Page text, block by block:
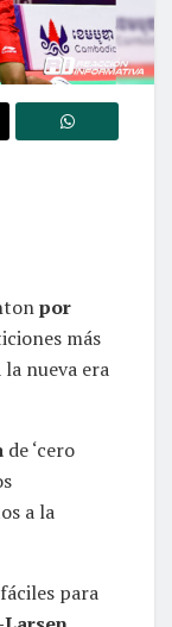
por
más
nueva era
de ‘cero
a la
para